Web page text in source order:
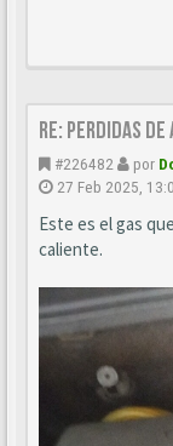
Re: perdidas
#226482 por
27 Feb 2025,
Este es el gas
caliente.